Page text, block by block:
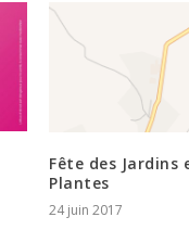
Fête des Jardins
Plantes
24 juin 2017